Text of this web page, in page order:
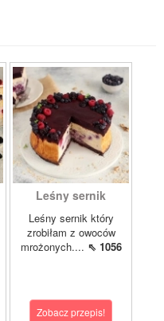
Leśny sernik
Leśny sernik który
zrobiłam z owoców
mrożonych.... ⇖ 1056
Zobacz przepis!